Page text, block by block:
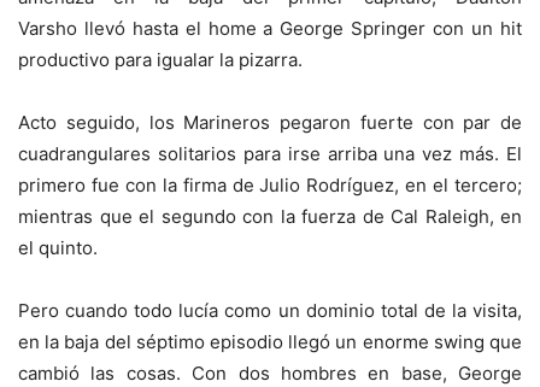
Varsho llevó hasta el home a George Springer con un hit
productivo para igualar la pizarra.
Acto seguido, los Marineros pegaron fuerte con par de
cuadrangulares solitarios para irse arriba una vez más. El
primero fue con la firma de Julio Rodríguez, en el tercero;
mientras que el segundo con la fuerza de Cal Raleigh, en
el quinto.
Pero cuando todo lucía como un dominio total de la visita,
en la baja del séptimo episodio llegó un enorme swing que
cambió las cosas. Con dos hombres en base, George